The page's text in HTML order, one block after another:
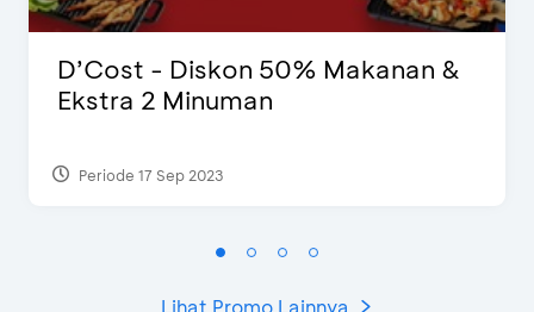
D’Cost - Diskon 50% Makanan &
Ekstra 2 Minuman
Periode 17 Sep 2023
Lihat Promo Lainnya